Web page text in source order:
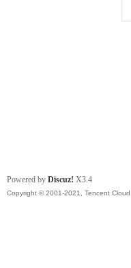
Powered by Discuz! X3.4
Copyright © 2001-2021, Tencent Cloud.